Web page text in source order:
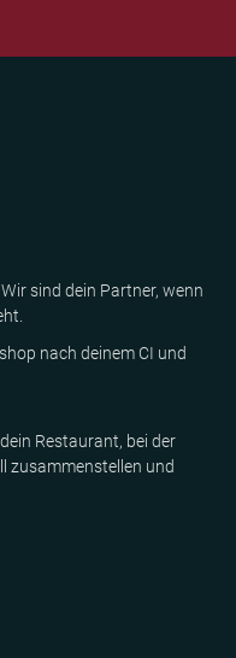
sind dein Partner, wenn
nach deinem CI und
Restaurant, bei der
zusammenstellen und